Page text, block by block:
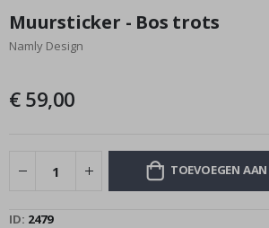
het
begin
afbeeldingen-
Muursticker - Bos trots
Namly Design
€ 59,00
TOEVOEGEN
ID 2479